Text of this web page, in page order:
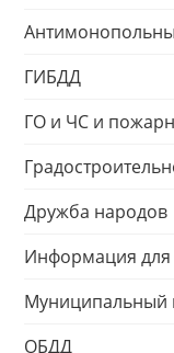
ГИБДД
ГО и ЧС и
Дружба народов
Информация для
Муниципальный
ОБДД